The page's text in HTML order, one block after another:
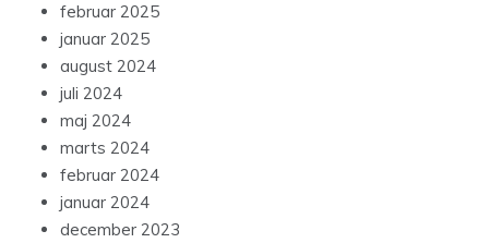
februar 2025
januar 2025
august 2024
juli 2024
maj 2024
marts 2024
februar 2024
januar 2024
december 2023